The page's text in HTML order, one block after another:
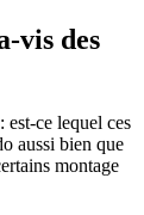
vis des
ce lequel ces
aussi bien que
montage